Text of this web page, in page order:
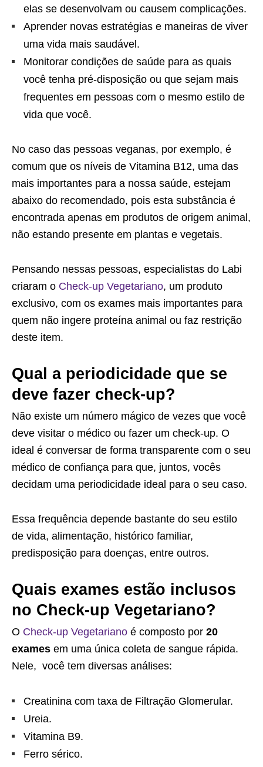
elas se desenvolvam ou causem complicações.
Aprender novas estratégias e maneiras de viver
uma vida mais saudável.
Monitorar condições de saúde para as quais
você tenha pré-disposição ou que sejam mais
frequentes em pessoas com o mesmo estilo de
vida que você.
No caso das pessoas veganas, por exemplo, é
comum que os níveis de Vitamina B12, uma das
mais importantes para a nossa saúde, estejam
abaixo do recomendado, pois esta substância é
encontrada apenas em produtos de origem animal,
não estando presente em plantas e vegetais.
Pensando nessas pessoas, especialistas do Labi
criaram o Check-up Vegetariano, um produto
exclusivo, com os exames mais importantes para
quem não ingere proteína animal ou faz restrição
deste item.
Qual a periodicidade que se
deve fazer check-up?
Não existe um número mágico de vezes que você
deve visitar o médico ou fazer um check-up. O
ideal é conversar de forma transparente com o seu
médico de confiança para que, juntos, vocês
decidam uma periodicidade ideal para o seu caso.
Essa frequência depende bastante do seu estilo
de vida, alimentação, histórico familiar,
predisposição para doenças, entre outros.
Quais exames estão inclusos
no Check-up Vegetariano?
O Check-up Vegetariano é composto por 20
exames em uma única coleta de sangue rápida.
Nele, você tem diversas análises:
Creatinina com taxa de Filtração Glomerular.
Ureia.
Vitamina B9.
Ferro sérico.